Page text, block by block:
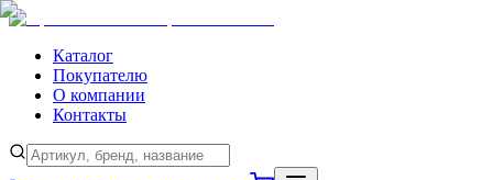
Каталог
Покупателю
О компании
Контакты